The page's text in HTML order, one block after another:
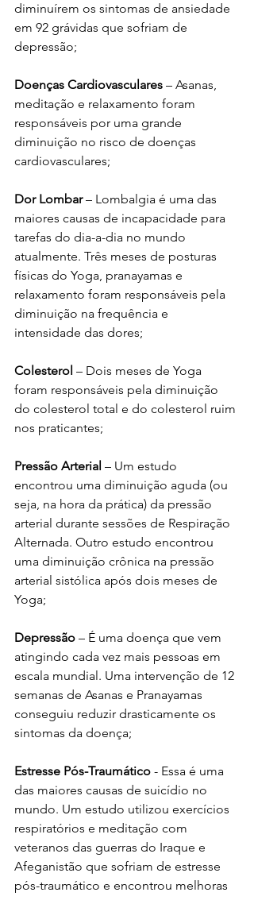
diminuírem os sintomas de ansiedade
em 92 grávidas que sofriam de
depressão;
Doenças Cardiovasculares – Asanas,
meditação e relaxamento foram
responsáveis por uma grande
diminuição no risco de doenças
cardiovasculares;
Dor Lombar – Lombalgia é uma das
maiores causas de incapacidade para
tarefas do dia-a-dia no mundo
atualmente. Três meses de posturas
físicas do Yoga, pranayamas e
relaxamento foram responsáveis pela
diminuição na frequência e
intensidade das dores;
Colesterol – Dois meses de Yoga
foram responsáveis pela diminuição
do colesterol total e do colesterol ruim
nos praticantes;
Pressão Arterial – Um estudo
encontrou uma diminuição aguda (ou
seja, na hora da prática) da pressão
arterial durante sessões de Respiração
Alternada. Outro estudo encontrou
uma diminuição crônica na pressão
arterial sistólica após dois meses de
Yoga;
Depressão – É uma doença que vem
atingindo cada vez mais pessoas em
escala mundial. Uma intervenção de 12
semanas de Asanas e Pranayamas
conseguiu reduzir drasticamente os
sintomas da doença;
Estresse Pós-Traumático - Essa é uma
das maiores causas de suicídio no
mundo. Um estudo utilizou exercícios
respiratórios e meditação com
veteranos das guerras do Iraque e
Afeganistão que sofriam de estresse
pós-traumático e encontrou melhoras